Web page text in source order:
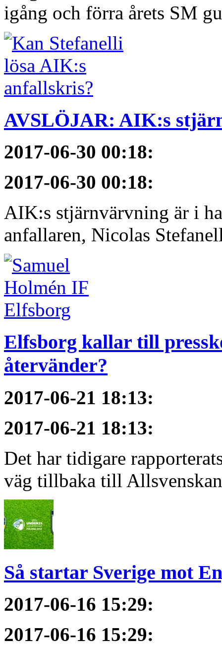
igång och förra årets SM
AVSLÖJAR: AIK:s
2017-06-30 00:18:
2017-06-30 00:18:
AIK:s stjärnvärvning är i
anfallaren, Nicolas
Elfsborg kallar till
återvänder?
2017-06-21 18:13:
2017-06-21 18:13:
Det har tidigare
väg tillbaka till
Så startar Sverige mot
2017-06-16 15:29:
2017-06-16 15:29: